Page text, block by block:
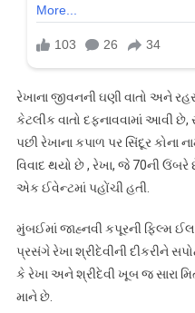
રેખાના જીવનની ઘણી વાતો અને
કેટલીક વાતો દફનાવવામાં આવી છે,
પછી રેખાના કપાળ પર સિંદૂર કોના
વિવાદ થયો છે , રેખા, જે 70ની
એક ઈવેન્ટમાં પહોંચી હતી.
મુંબઈમાં જાહ્નવી કપૂરની ફિલ્મ
પ્રસંગે રેખા શ્રીદેવીની દીકરીને
કે રેખા અને શ્રીદેવી ખૂબ જ સારા
માને છે.